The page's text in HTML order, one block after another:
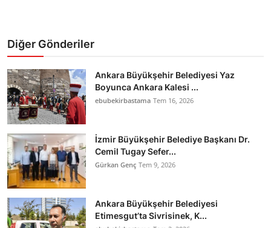
Diğer Gönderiler
Ankara Büyükşehir Belediyesi Yaz
Boyunca Ankara Kalesi ...
ebubekirbastama Tem 16, 2026
İzmir Büyükşehir Belediye Başkanı Dr.
Cemil Tugay Sefer...
Gürkan Genç Tem 9, 2026
Ankara Büyükşehir Belediyesi
Etimesgut’ta Sivrisinek, K...